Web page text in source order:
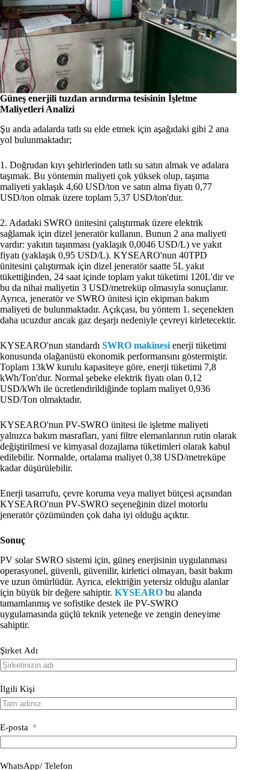
Güneş enerjili tuzdan arındırma tesisinin İşletme
Maliyetleri Analizi
Şu anda adalarda tatlı su elde etmek için aşağıdaki gibi 2 ana
yol bulunmaktadır;
1. Doğrudan kıyı şehirlerinden tatlı su satın almak ve adalara
taşımak. Bu yöntemin maliyeti çok yüksek olup, taşıma
maliyeti yaklaşık 4,60 USD/ton ve satın alma fiyatı 0,77
USD/ton olmak üzere toplam 5,37 USD/ton'dur.
2. Adadaki SWRO ünitesini çalıştırmak üzere elektrik
sağlamak için dizel jeneratör kullanın. Bunun 2 ana maliyeti
vardır: yakıtın taşınması (yaklaşık 0,0046 USD/L) ve yakıt
fiyatı (yaklaşık 0,95 USD/L). KYSEARO'nun 40TPD
ünitesini çalıştırmak için dizel jeneratör saatte 5L yakıt
tükettiğinden, 24 saat içinde toplam yakıt tüketimi 120L'dir ve
bu da nihai maliyetin 3 USD/metreküp olmasıyla sonuçlanır.
Ayrıca, jeneratör ve SWRO ünitesi için ekipman bakım
maliyeti de bulunmaktadır. Açıkçası, bu yöntem 1. seçenekten
daha ucuzdur ancak gaz deşarjı nedeniyle çevreyi kirletecektir.
KYSEARO'nun standardı SWRO makinesi enerji tüketimi
konusunda olağanüstü ekonomik performansını göstermiştir.
Toplam 13kW kurulu kapasiteye göre, enerji tüketimi 7,8
kWh/Ton'dur. Normal şebeke elektrik fiyatı olan 0,12
USD/kWh ile ücretlendirildiğinde toplam maliyet 0,936
USD/Ton olmaktadır.
KYSEARO'nun PV-SWRO ünitesi ile işletme maliyeti
yalnızca bakım masrafları, yani filtre elemanlarının rutin olarak
değiştirilmesi ve kimyasal dozajlama tüketimleri olarak kabul
edilebilir. Normalde, ortalama maliyet 0,38 USD/metreküpe
kadar düşürülebilir.
Enerji tasarrufu, çevre koruma veya maliyet bütçesi açısından
KYSEARO'nun PV-SWRO seçeneğinin dizel motorlu
jeneratör çözümünden çok daha iyi olduğu açıktır.
Sonuç
PV solar SWRO sistemi için, güneş enerjisinin uygulanması
operasyonel, güvenli, güvenilir, kirletici olmayan, basit bakım
ve uzun ömürlüdür. Ayrıca, elektriğin yetersiz olduğu alanlar
için büyük bir değere sahiptir. KYSEARO bu alanda
tamamlanmış ve sofistike destek ile PV-SWRO
uygulamasında güçlü teknik yeteneğe ve zengin deneyime
sahiptir.
Şirket Adı
İlgili Kişi
E-posta
WhatsApp/ Telefon